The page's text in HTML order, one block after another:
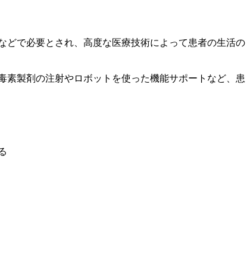
で必要とされ、高度な医療技術によって患者の生活の
製剤の注射やロボットを使った機能サポートなど、患